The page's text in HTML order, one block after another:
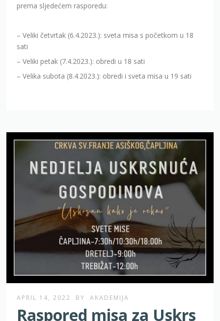
prema sljedećem rasporedu:
– Veliki četvrtak (6.4.2023.): sveta misa s početkom u 18
sati
– Veliki petak (7.4.2023.): obredi u 18 sati
– Velika subota (8.4.2023.): obredi i sveta misa u 19 sati
APRIL 14, 2022 BY AKADEMIJA
Raspored misa za Uskrs